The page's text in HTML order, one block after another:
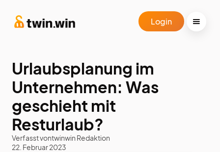
Login
Urlaubsplanung im
Unternehmen: Was
geschieht mit
Resturlaub?
Verfasst vontwinwin Redaktion
22. Februar 2023